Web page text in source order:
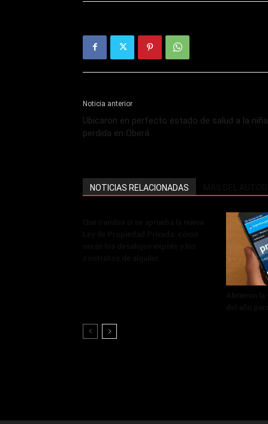
Noticia anterior
Ubicaron en perfecto estado de salud a la niña
perdida en Oberá
NOTICIAS RELACIONADAS